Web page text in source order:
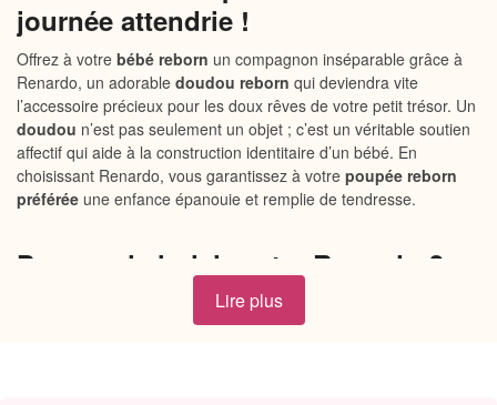
journée attendrie !
Offrez à votre bébé reborn un compagnon inséparable grâce à
Renardo, un adorable doudou reborn qui deviendra vite
l’accessoire précieux pour les doux rêves de votre petit trésor. Un
doudou n’est pas seulement un objet ; c’est un véritable soutien
affectif qui aide à la construction identitaire d’un bébé. En
choisissant Renardo, vous garantissez à votre poupée reborn
préférée une enfance épanouie et remplie de tendresse.
Pourquoi choisir notre Renardo ?
Peluche 100% douce au toucher, parfaite pour les câlins
Lire plus